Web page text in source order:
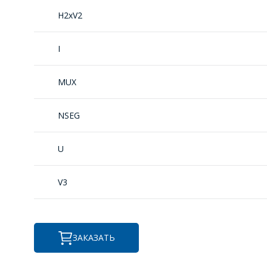
H2xV2
I
MUX
NSEG
U
V3
ЗАКАЗАТЬ